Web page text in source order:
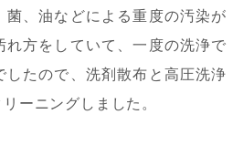
菌、油などによる重度の汚染が
方をしていて、一度の洗浄で
したので、洗剤散布と高圧洗浄
ーニングしました。